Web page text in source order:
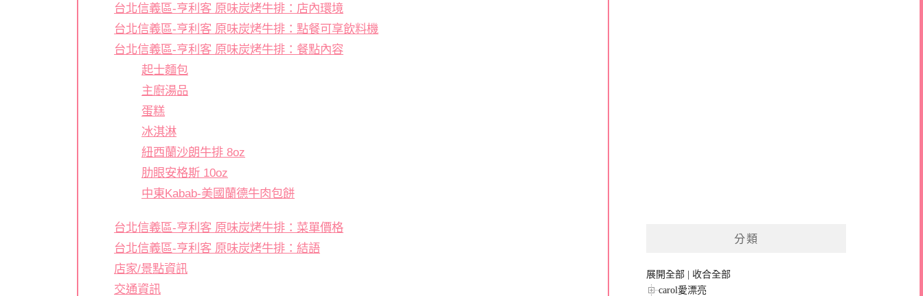
台北信義區-亨利客 原味炭烤牛排：店內環境
台北信義區-亨利客 原味炭烤牛排：點餐可享飲料機
台北信義區-亨利客 原味炭烤牛排：餐點內容
起士麵包
主廚湯品
蛋糕
冰淇淋
紐西蘭沙朗牛排 8oz
肋眼安格斯 10oz
中東Kabab-美國蘭德牛肉包餅
台北信義區-亨利客 原味炭烤牛排：菜單價格
台北信義區-亨利客 原味炭烤牛排：結語
店家/景點資訊
交通資訊
分類
展開全部 | 收合全部
carol愛漂亮